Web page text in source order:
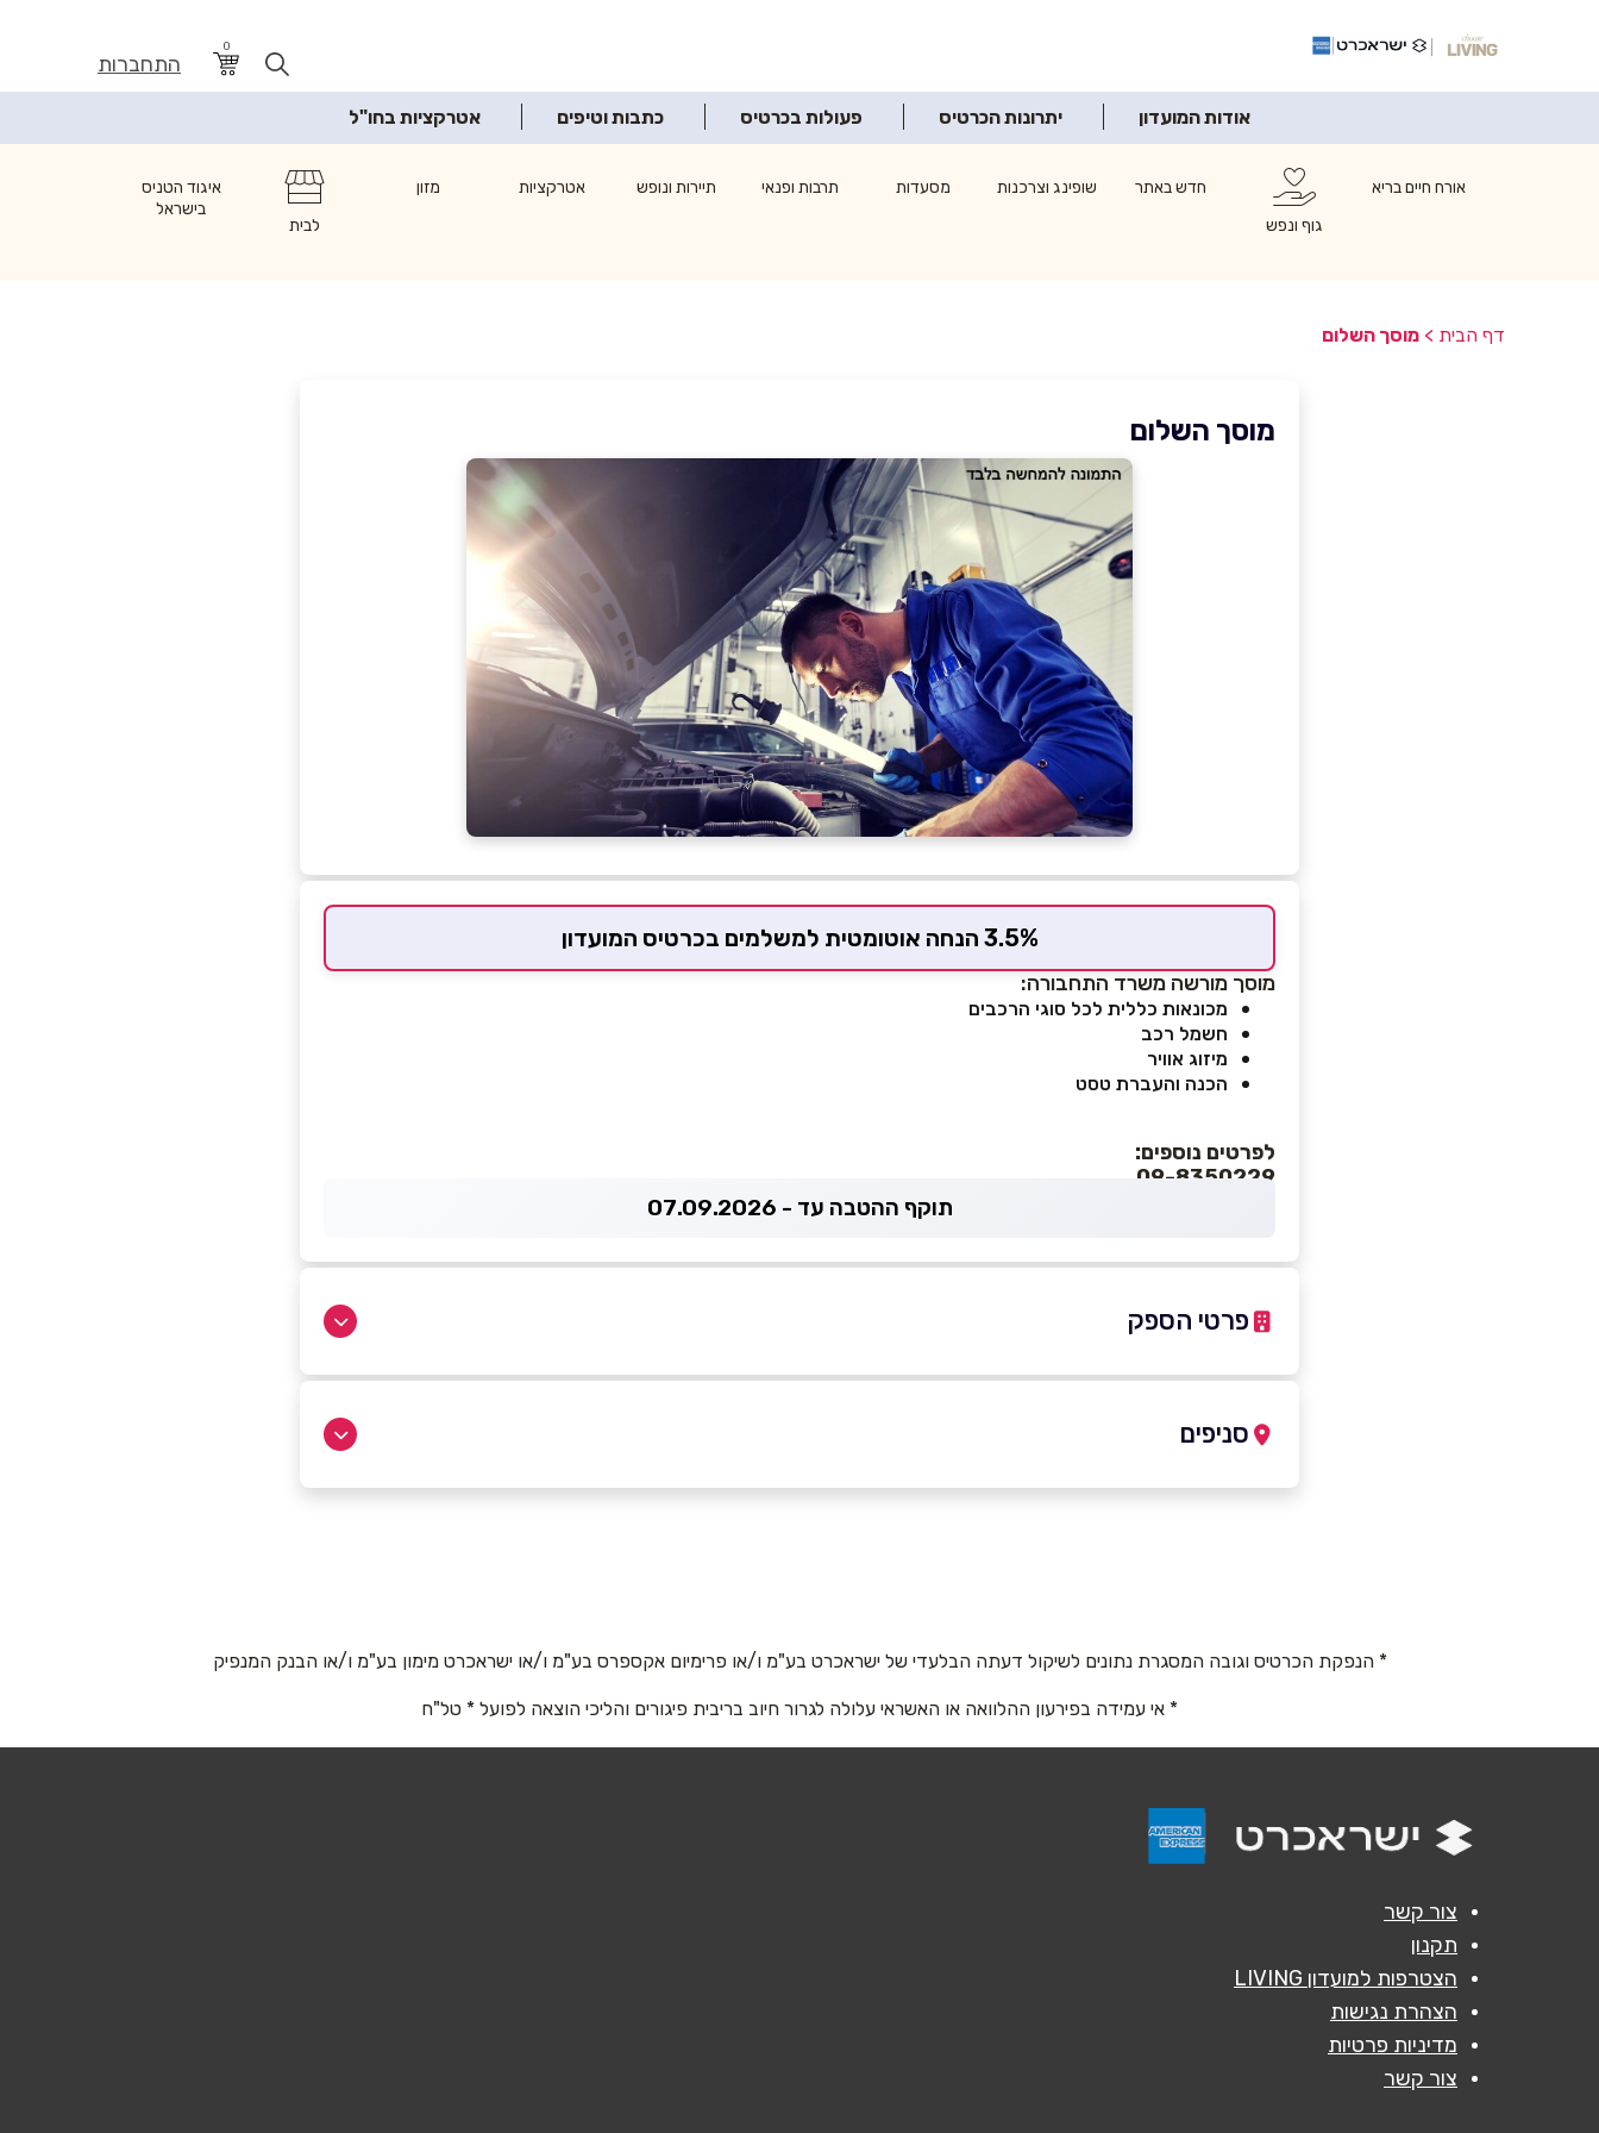
0
התחברות
אודות המועדון יתרונות הכרטיס פעולות בכרטיס כתבות וטיפים אטרקציות בחו"ל
אורח חיים בריא
גוף ונפש
חדש באתר שופינג וצרכנות מסעדות תרבות ופנאי תיירות ונופש אטרקציות
מזון
לבית
איגוד הטניס
בישראל
דף הבית > מוסך השלום
מוסך השלום
3.5% הנחה אוטומטית למשלמים בכרטיס המועדון
מוסך מורשה משרד התחבורה:
מכונאות כללית לכל סוגי הרכבים
חשמל רכב
מיזוג אוויר
הכנה והעברת טסט
לפרטים נוספים:
09-8350229
תוקף ההטבה עד - 07.09.2026
פרטי הספק
נושא*
אנא חזרו אלי בקשר ל...
סניפים
* הנפקת הכרטיס וגובה המסגרת נתונים לשיקול דעתה הבלעדי של ישראכרט בע"מ ו/או פרימיום אקספרס בע"מ ו/או ישראכרט מימון בע"מ ו/או הבנק המנפיק
* אי עמידה בפירעון ההלוואה או האשראי עלולה לגרור חיוב בריבית פיגורים והליכי הוצאה לפועל * טל"ח
צור קשר
תקנון
הצטרפות למועדון LIVING
הצהרת נגישות
מדיניות פרטיות
צור קשר